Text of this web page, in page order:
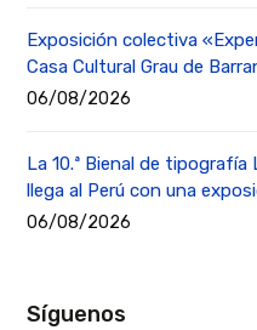
Exposición colectiva
Casa Cultural Grau de
06/08/2026
La 10.ª Bienal de
llega al Perú con una
06/08/2026
Síguenos